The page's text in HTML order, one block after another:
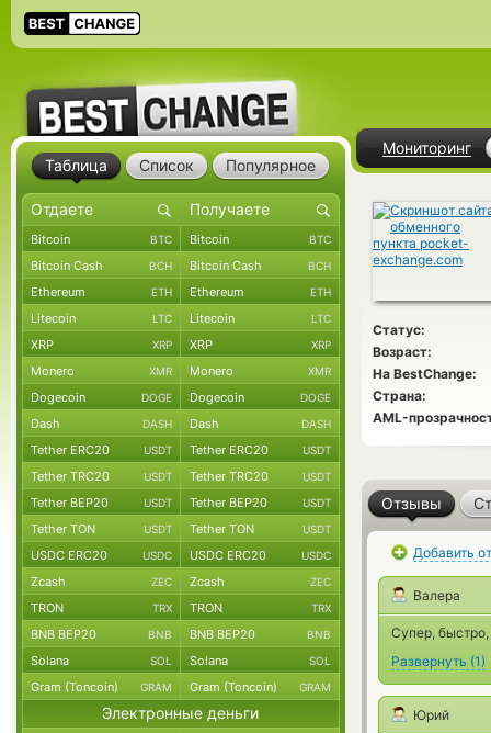
Мониторинг
Статус:
Возраст:
На BestChange:
Страна:
AML-
Отзывы
Добавить
Валера
Супер,
Развернуть (1)
Юрий
Таблица Список Популярное
Bitcoin BTC Bitcoin BTC
Bitcoin Cash BCH Bitcoin Cash BCH
Ethereum ETH Ethereum ETH
Litecoin LTC Litecoin LTC
XRP XRP XRP XRP
Monero XMR Monero XMR
Dogecoin DOGE Dogecoin DOGE
Dash DASH Dash DASH
Tether ERC20 USDT Tether ERC20 USDT
Tether TRC20 USDT Tether TRC20 USDT
Tether BEP20 USDT Tether BEP20 USDT
Tether TON USDT Tether TON USDT
USDC ERC20 USDC USDC ERC20 USDC
Zcash ZEC Zcash ZEC
TRON TRX TRON TRX
BNB BEP20 BNB BNB BEP20 BNB
Solana SOL Solana SOL
Gram (Toncoin) GRAM Gram (Toncoin) GRAM
Электронные деньги